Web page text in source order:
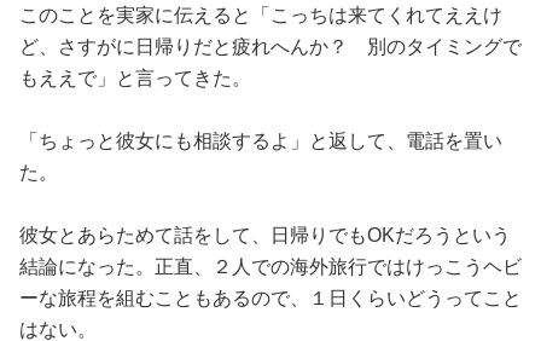
このことを実家に伝えると「こっちは来てくれてええけ
ど、さすがに日帰りだと疲れへんか？ 別のタイミングで
もええで」と言ってきた。
「ちょっと彼女にも相談するよ」と返して、電話を置い
た。
彼女とあらためて話をして、日帰りでもOKだろうという
結論になった。正直、２人での海外旅行ではけっこうヘビ
ーな旅程を組むこともあるので、１日くらいどうってこと
はない。